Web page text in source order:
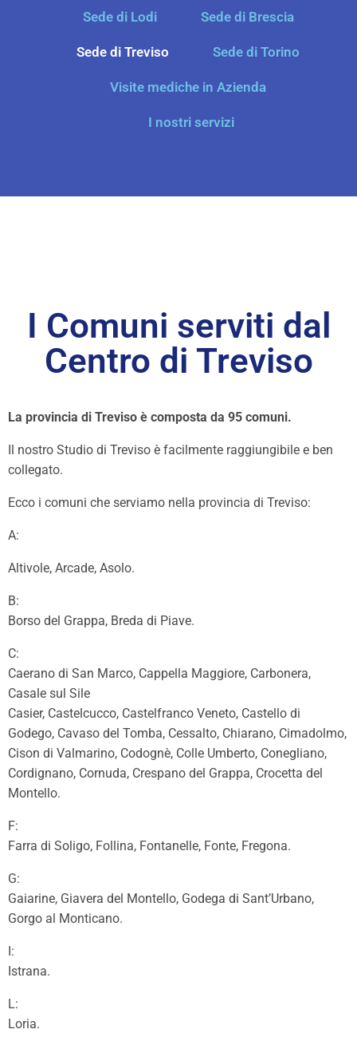
Sede di Lodi Sede di Brescia
Sede di Treviso Sede di Torino
Visite mediche in Azienda
I nostri servizi
I Comuni serviti dal
Centro di Treviso
La provincia di Treviso è composta da 95 comuni.
Il nostro Studio di Treviso è facilmente raggiungibile e ben
collegato.
Ecco i comuni che serviamo nella provincia di Treviso:
A:
Altivole, Arcade, Asolo.
B:
Borso del Grappa, Breda di Piave.
C:
Caerano di San Marco, Cappella Maggiore, Carbonera,
Casale sul Sile
Casier, Castelcucco, Castelfranco Veneto, Castello di
Godego, Cavaso del Tomba, Cessalto, Chiarano, Cimadolmo,
Cison di Valmarino, Codognè, Colle Umberto, Conegliano,
Cordignano, Cornuda, Crespano del Grappa, Crocetta del
Montello.
F:
Farra di Soligo, Follina, Fontanelle, Fonte, Fregona.
G:
Gaiarine, Giavera del Montello, Godega di Sant’Urbano,
Gorgo al Monticano.
I:
Istrana.
L:
Loria.